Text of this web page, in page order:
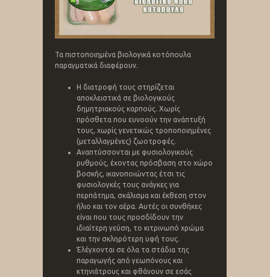
Τα πιστοποιημένα βιολογικά κοτόπουλα
παραγματικά διαφέρουν.
Η διατροφή τους στηρίζεται
αποκλειστικά σε βιολογικούς
δημητριακούς καρπούς. Χωρίς
πρόσθετα που ευνοούν την ανάπτυξή
τους, χωρίς γενετικώς τροποποιημένες
(μεταλλαγμένες) ζωοτροφές.
Αναπτύσσονται με φυσιολογικούς
ρυθμούς, έχοντας πρόσβαση στο χώρο
βοσκής, ικανοποιώντας έτσι τις
φυσιολογκές τους ανάγκες για
περπάτημα, σκάλισμα και έκθεση στον
ήλιο και τον αέρα. Αυτές οι συνθήκες
είναι που τους προσδίδουν την
ιδιαίτερη γεύση, το κιτρινωπό χρώμα
και την σκληρότερη υφή τους.
Έλέγχονται σε όλα τα στάδια της
παραγωγής από γεωπόνους και
κτηνιάτρους και φθάνουν σε εσάς